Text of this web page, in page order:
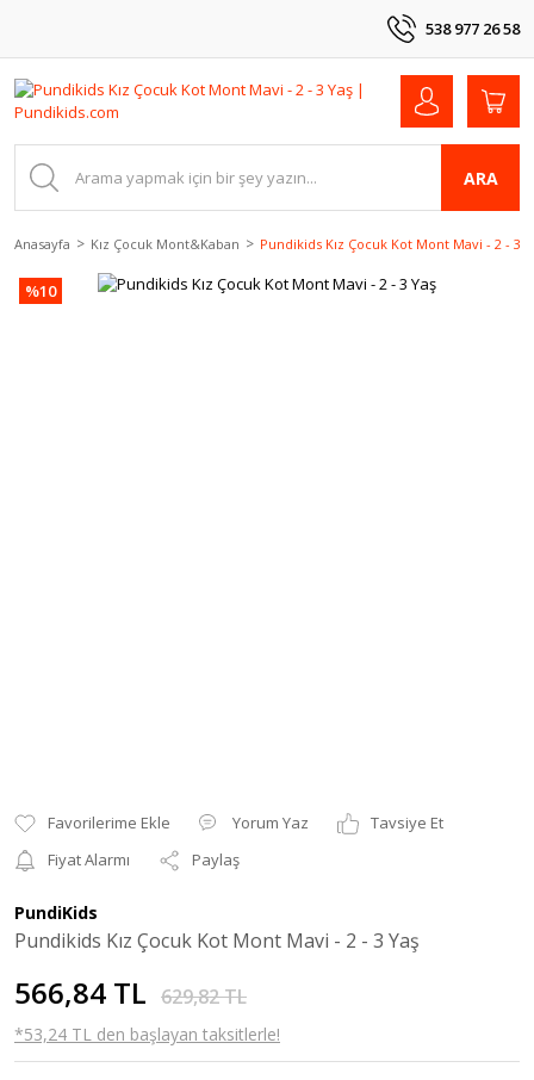
538 977 26 58
ARA
Anasayfa Kız Çocuk Mont&Kaban Pundikids Kız Çocuk Kot Mont Mavi - 2 - 3
%10
Yorum Yaz
Tavsiye Et
Fiyat Alarmı
Paylaş
PundiKids
Pundikids Kız Çocuk Kot Mont Mavi - 2 - 3 Yaş
566,84 TL 629,82 TL
*53,24 TL den başlayan taksitlerle!